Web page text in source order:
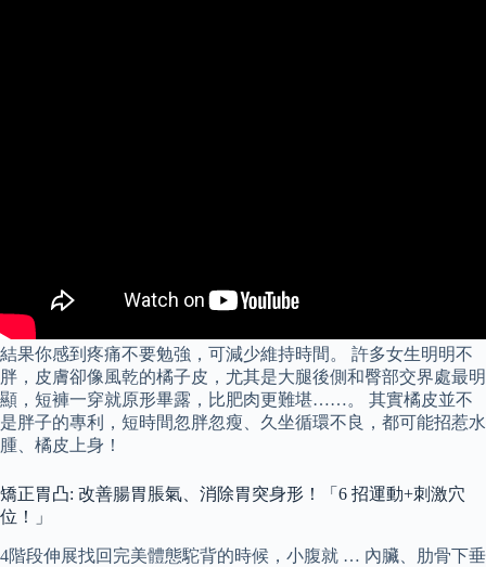
結果你感到疼痛不要勉強，可減少維持時間。 許多女生明明不
胖，皮膚卻像風乾的橘子皮，尤其是大腿後側和臀部交界處最明
顯，短褲一穿就原形畢露，比肥肉更難堪……。 其實橘皮並不
是胖子的專利，短時間忽胖忽瘦、久坐循環不良，都可能招惹水
腫、橘皮上身！
矯正胃凸: 改善腸胃脹氣、消除胃突身形！「6 招運動+刺激穴
位！」
4階段伸展找回完美體態駝背的時候，小腹就 … 內臟、肋骨下垂